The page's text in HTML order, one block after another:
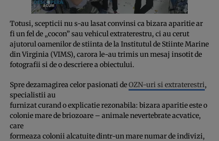
Totusi, scepticii nu s-au lasat convinsi ca bizara aparitie ar
fi un fel de „cocon” sau vehicul extraterestru, ci au cerut
ajutorul oamenilor de stiinta de la Institutul de Stiinte Marine
din Virginia (VIMS), carora le-au trimis un mesaj insotit de
fotografii si de o descriere a obiectului.
Spre dezamagirea celor pasionati deOZN-uri si extraterestri,
specialistii au
furnizat curand o explicatie rezonabila: bizara aparitie este o
colonie mare de briozoare – animale nevertebrate acvatice,
care
formeaza colonii alcatuite dintr-un mare numar de indivizi,